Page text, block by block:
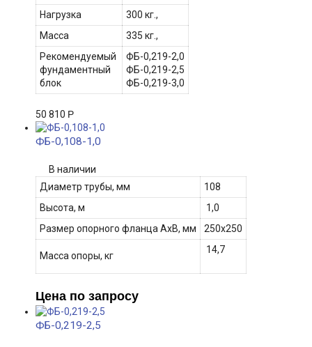
Нагрузка
300 кг.,
Масса
335 кг.,
Рекомендуемый
фундаментный
блок
ФБ-0,219-2,0
ФБ-0,219-2,5
ФБ-0,219-3,0
50 810 Р
ФБ-0,108-1,0
В наличии
Диаметр трубы, мм
108
Высота, м
1,0
Размер опорного фланца АхВ, мм
250х250
Масса опоры, кг
14,7
Цена по запросу
ФБ-0,219-2,5